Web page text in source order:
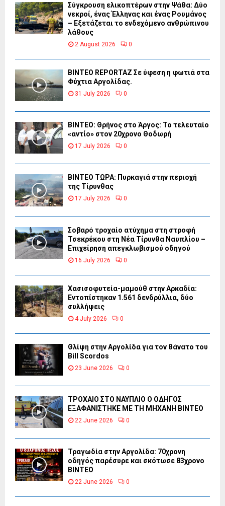
Σύγκρουση ελικοπτέρων στην Ψάθα: Δύο
νεκροί, ένας Έλληνας και ένας Ρουμάνος
– Εξετάζεται το ενδεχόμενο ανθρώπινου
λάθους
2 August 2026 0
BINTEO REPORTAZ Σε ύφεση η φωτιά στα
Φύχτια Αργολίδας.
31 July 2026 0
ΒΙΝΤΕΟ: Θρήνος στο Άργος: Το τελευταίο
«αντίο» στον 20χρονο Θοδωρή
17 July 2026 0
ΒΙΝΤΕΟ ΤΩΡΑ: Πυρκαγιά στην περιοχή
της Τίρυνθας
17 July 2026 0
Σοβαρό τροχαίο ατύχημα στη στροφή
Τσεκρέκου στη Νέα Τίρυνθα Ναυπλίου –
Επιχείρηση απεγκλωβισμού οδηγού
16 July 2026 0
Χασισοφυτεία-μαμούθ στην Αρκαδία:
Εντοπίστηκαν 1.561 δενδρύλλια, δύο
συλλήψεις
4 July 2026 0
Θλίψη στην Αργολίδα για τον θάνατο του
Bill Scordos
23 June 2026 0
ΤΡΟΧΑΙΟ ΣΤΟ ΝΑΥΠΛΙΟ Ο ΟΔΗΓΟΣ
ΕΞΑΦΑΝΙΣΤΗΚΕ ΜΕ ΤΗ ΜΗΧΑΝΗ ΒΙΝΤΕΟ
22 June 2026 0
Τραγωδία στην Αργολίδα: 70χρονη
οδηγός παρέσυρε και σκότωσε 83χρονο
ΒΙΝΤΕΟ
22 June 2026 0